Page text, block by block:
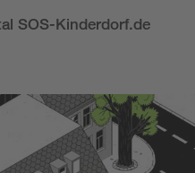
SOS-Kinderdorf.de